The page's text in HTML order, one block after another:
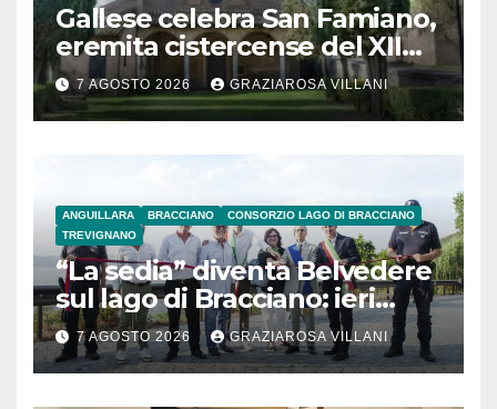
Gallese celebra San Famiano,
eremita cistercense del XII
secolo
7 AGOSTO 2026 GRAZIAROSA VILLANI
ANGUILLARA BRACCIANO
CONSORZIO LAGO DI BRACCIANO
TREVIGNANO
“La sedia” diventa Belvedere
sul lago di Bracciano: ieri
l’inaugurazione
7 AGOSTO 2026 GRAZIAROSA VILLANI